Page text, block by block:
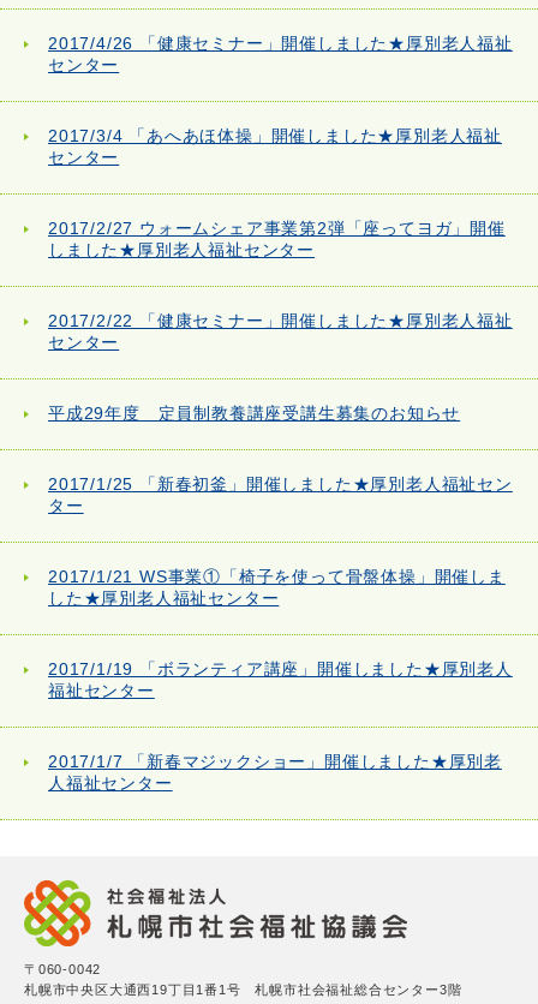
2017/4/26 「健康セミナー」開催しました★厚別老人福祉
センター
2017/3/4 「あへあほ体操」開催しました★厚別老人福祉
センター
2017/2/27 ウォームシェア事業第2弾「座ってヨガ」開催
しました★厚別老人福祉センター
2017/2/22 「健康セミナー」開催しました★厚別老人福祉
センター
平成29年度 定員制教養講座受講生募集のお知らせ
2017/1/25 「新春初釜」開催しました★厚別老人福祉セン
ター
2017/1/21 WS事業①「椅子を使って骨盤体操」開催しま
した★厚別老人福祉センター
2017/1/19 「ボランティア講座」開催しました★厚別老人
福祉センター
2017/1/7 「新春マジックショー」開催しました★厚別老
人福祉センター
〒060-0042
札幌市中央区大通西19丁目1番1号 札幌市社会福祉総合センター3階